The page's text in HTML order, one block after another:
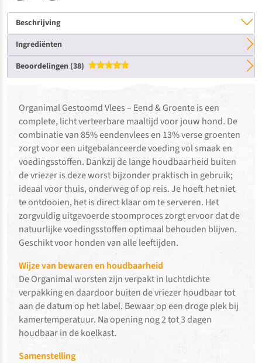
Beschrijving
Ingrediënten
Beoordelingen (38)
Gewaardeerd
Organimal Gestoomd Vlees – Eend & Groente is een
complete, licht verteerbare maaltijd voor jouw hond. De
combinatie van 85% eendenvlees en 13% verse groenten
zorgt voor een uitgebalanceerde voeding vol smaak en
voedingsstoffen. Dankzij de lange houdbaarheid buiten
de vriezer is deze worst bijzonder praktisch in gebruik;
ideaal voor thuis, onderweg of op reis. Je hoeft het niet
te ontdooien, het is direct klaar om te serveren. Het
zorgvuldig uitgevoerde stoomproces zorgt ervoor dat de
natuurlijke voedingsstoffen optimaal behouden blijven.
Geschikt voor honden van alle leeftijden.
Wijze van bewaren en houdbaarheid
De Organimal worsten zijn verpakt in luchtdichte
verpakking en daardoor buiten de vriezer houdbaar tot
aan de datum op het label. Bewaar op een droge plek bij
kamertemperatuur. Na opening nog 2 tot 3 dagen
houdbaar in de koelkast.
Samenstelling